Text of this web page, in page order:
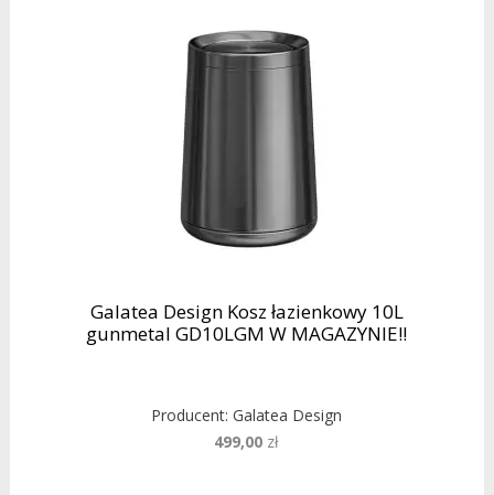
Galatea Design Kosz łazienkowy 10L
gunmetal GD10LGM W MAGAZYNIE!!
Producent:Galatea Design
499,00 zł